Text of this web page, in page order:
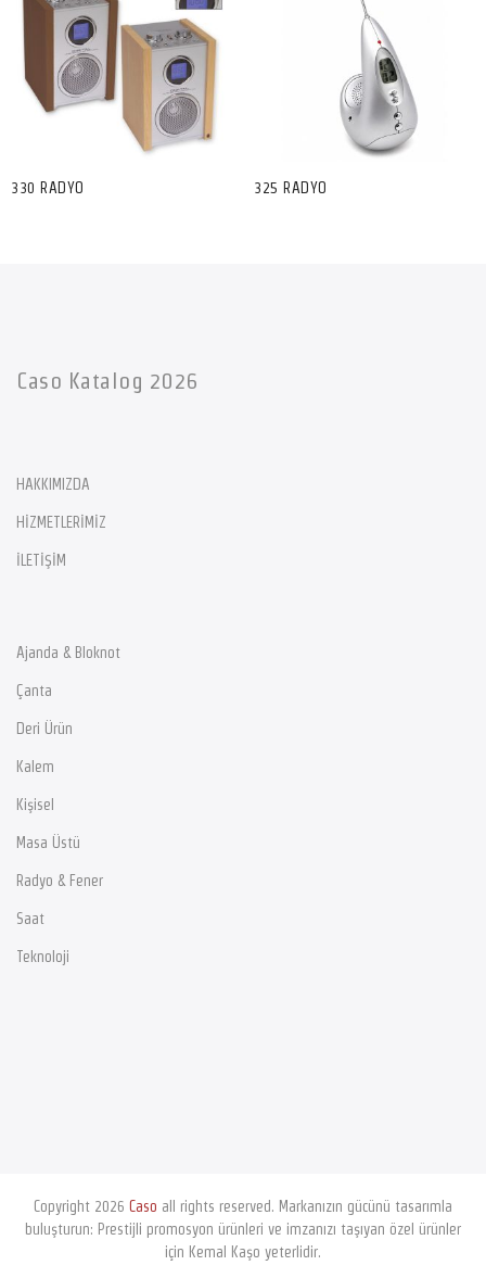
330 RADYO 325 RADYO
Caso Katalog 2026
HAKKIMIZDA
HİZMETLERİMİZ
İLETİŞİM
Ajanda & Bloknot
Çanta
Deri Ürün
Kalem
Kişisel
Masa Üstü
Radyo & Fener
Saat
Teknoloji
Copyright 2026 Caso all rights reserved. Markanızın gücünü tasarımla
buluşturun: Prestijli promosyon ürünleri ve imzanızı taşıyan özel ürünler
için Kemal Kaşo yeterlidir.